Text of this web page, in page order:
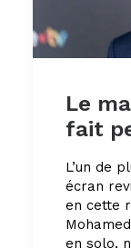
Le
fait
L’un de
écran
en cette
en solo,